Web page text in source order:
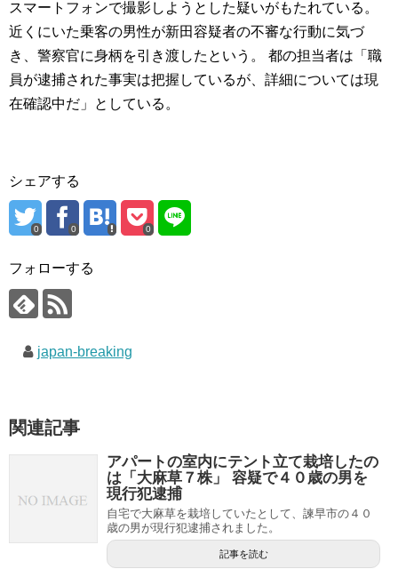
スマートフォンで撮影しようとした疑いがもたれている。
近くにいた乗客の男性が新田容疑者の不審な行動に気づ
き、警察官に身柄を引き渡したという。 都の担当者は「職
員が逮捕された事実は把握しているが、詳細については現
在確認中だ」としている。
シェアする
0 0 0
フォローする
japan-breaking
関連記事
アパートの室内にテント立て栽培したの
は「大麻草７株」 容疑で４０歳の男を
現行犯逮捕
自宅で大麻草を栽培していたとして、諫早市の４０
歳の男が現行犯逮捕されました。
記事を読む